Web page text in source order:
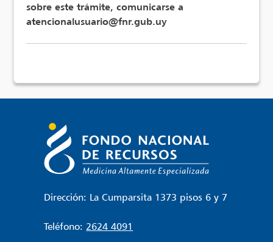
sobre este trámite, comunicarse a
atencionalusuario@fnr.gub.uy
Dirección: La Cumparsita 1373 pisos 6 y 7
Teléfono: 2624 4091